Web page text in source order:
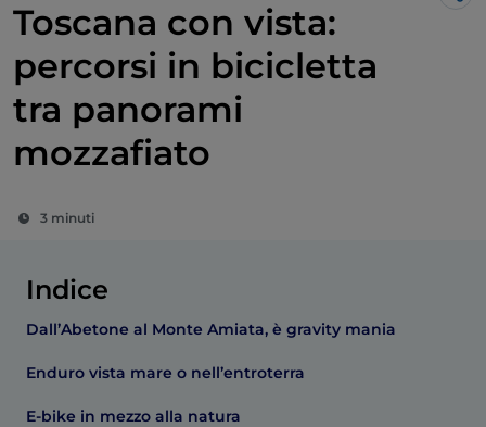
Toscana con vista:
percorsi in bicicletta
tra panorami
mozzafiato
3 minuti
Indice
Dall’Abetone al Monte Amiata, è gravity mania
Enduro vista mare o nell’entroterra
E-bike in mezzo alla natura